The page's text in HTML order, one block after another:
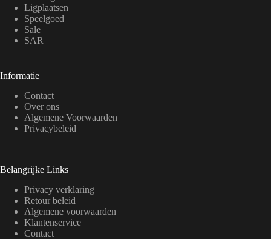
Ligplaatsen
Speelgoed
Sale
SAR
Informatie
Contact
Over ons
Algemene Voorwaarden
Privacybeleid
Belangrijke Links
Privacy verklaring
Retour beleid
Algemene voorwaarden
Klantenservice
Contact